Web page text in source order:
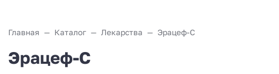
Главная Каталог Лекарства Эрацеф-С
Эрацеф-С